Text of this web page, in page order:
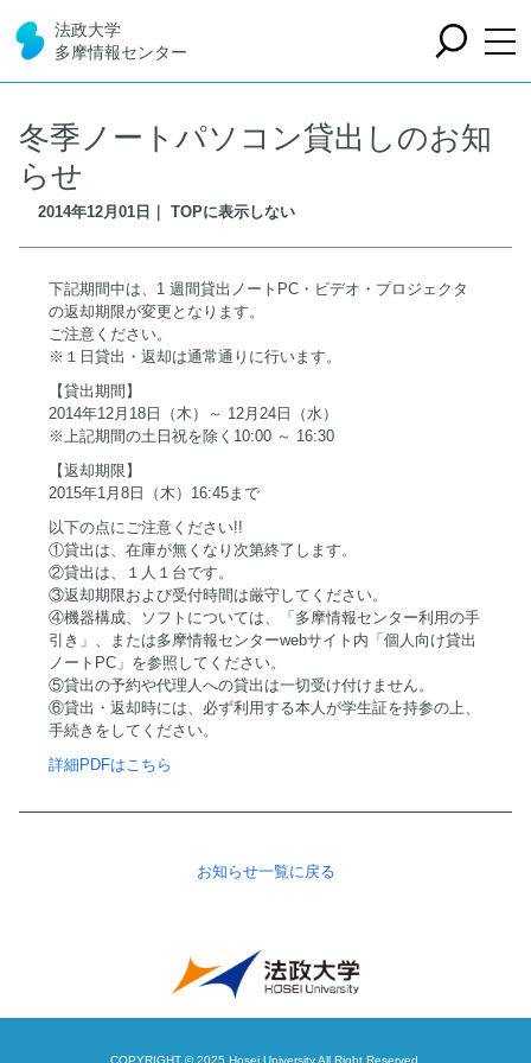
法政大学
多摩情報センター
冬季ノートパソコン貸出しのお知
らせ
2014年12月01日｜ TOPに表示しない
下記期間中は、1 週間貸出ノートPC・ビデオ・プロジェクタ
の返却期限が変更となります。
ご注意ください。
※１日貸出・返却は通常通りに行います。
【貸出期間】
2014年12月18日（木）～ 12月24日（水）
※上記期間の土日祝を除く10:00 ～ 16:30
【返却期限】
2015年1月8日（木）16:45まで
以下の点にご注意ください!!
①貸出は、在庫が無くなり次第終了します。
②貸出は、１人１台です。
③返却期限および受付時間は厳守してください。
④機器構成、ソフトについては、「多摩情報センター利用の手
引き」、または多摩情報センターwebサイト内「個人向け貸出
ノートPC」を参照してください。
⑤貸出の予約や代理人への貸出は一切受け付けません。
⑥貸出・返却時には、必ず利用する本人が学生証を持参の上、
手続きをしてください。
詳細PDFはこちら
お知らせ一覧に戻る
COPYRIGHT © 2025 Hosei University.All Right Reserved.